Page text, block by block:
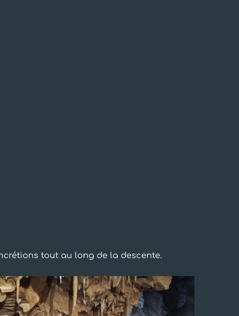
tout au long de la descente.